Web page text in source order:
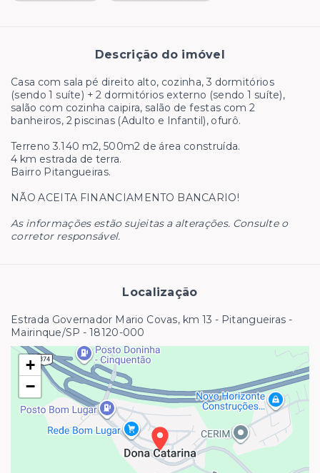
Descrição do imóvel
Casa com sala pé direito alto, cozinha, 3 dormitórios
(sendo 1 suíte) + 2 dormitórios externo (sendo 1 suíte),
salão com cozinha caipira, salão de festas com 2
banheiros, 2 piscinas (Adulto e Infantil), ofurô.
Terreno 3.140 m2, 500m2 de área construída.
4 km estrada de terra.
Bairro Pitangueiras.
NÃO ACEITA FINANCIAMENTO BANCARIO!
As informações estão sujeitas a alterações. Consulte o
corretor responsável.
Localização
Estrada Governador Mario Covas, km 13 - Pitangueiras -
Mairinque/SP - 18120-000
+
−